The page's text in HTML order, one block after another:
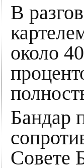
В
около
Бандар
Совете